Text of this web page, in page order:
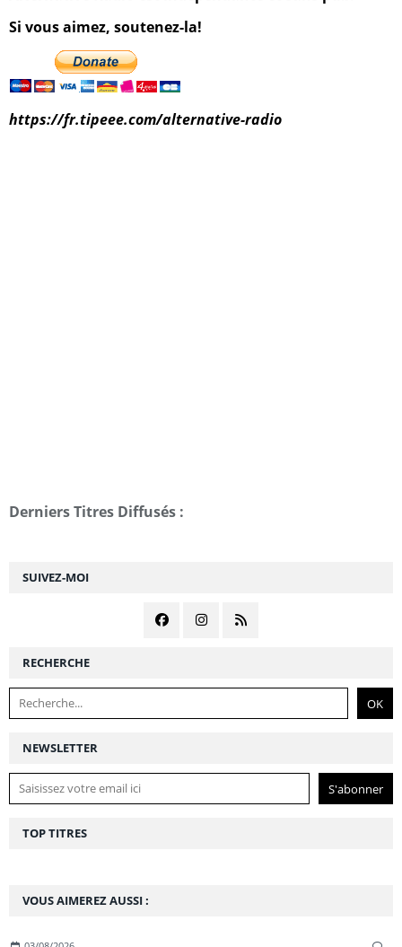
NEWSLETTER
SUIVEZ-MOI
RECHERCHE
VOUS AIMEREZ AUSSI :
Si vous aimez, soutenez-la!
https://fr.tipeee.com/alternative-radio
Derniers Titres Diffusés :
TOP TITRES